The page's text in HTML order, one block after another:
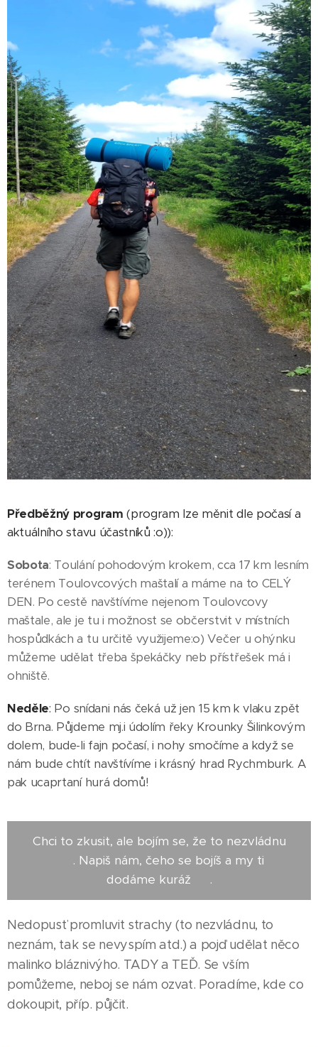
Předběžný program(program lze měnit dle počasí a
aktuálního stavu účastníků :o)):
Sobota: Toulání pohodovým krokem, cca 17 km lesním
terénem Toulovcových maštalí a máme na to CELÝ
DEN. Po cestě navštívíme nejenom Toulovcovy
maštale, ale je tu i možnost se občerstvit v místních
hospůdkách a tu určitě využijeme:o) Večer u ohýnku
můžeme udělat třeba špekáčky neb přístřešek má i
ohniště.
Neděle: Po snídani nás čeká už jen 15 km k vlaku zpět
do Brna. Půjdeme mj.i údolím řeky Krounky Šilinkovým
dolem, bude-li fajn počasí, i nohy smočíme a když se
nám bude chtít navštívíme i krásný hrad Rychmburk. A
pak ucaprtaní hurá domů!
Chci to zkusit, ale bojím se, že to nezvládnu
🤔 . Napiš nám, čeho se bojíš a my ti
dodáme kuráž 💪.
Nedopusť promluvit strachy (to nezvládnu, to
neznám, tak se nevyspím atd.) a pojď udělat něco
malinko bláznivýho. TADY a TEĎ. Se vším
pomůžeme, neboj se nám ozvat. Poradíme, kde co
dokoupit, příp. půjčit.